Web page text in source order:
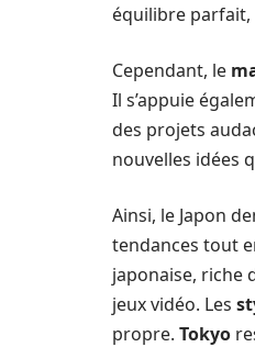
équilibre parfait,
Cependant, le
Il s’appuie
des projets
nouvelles idées
Ainsi, le Japon
tendances tout
japonaise, riche
jeux vidéo. Les
propre. Tokyo